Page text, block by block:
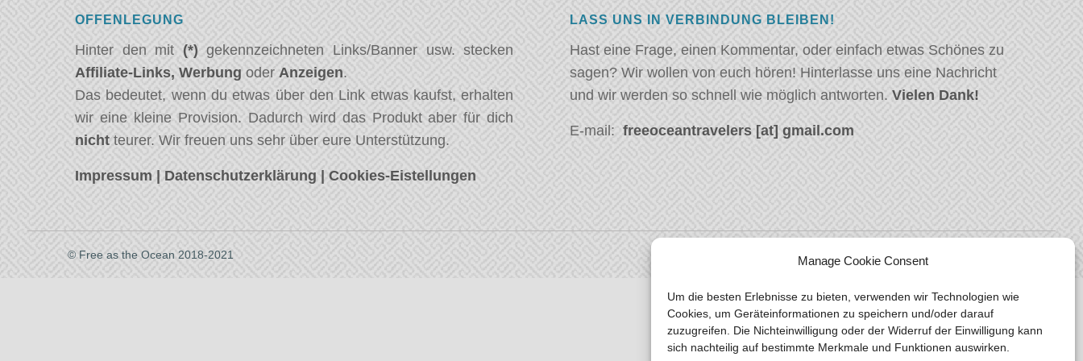
Manage Cookie Consent
Um die besten Erlebnisse zu bieten, verwenden wir Technologien wie
Cookies, um Geräteinformationen zu speichern und/oder darauf
zuzugreifen. Die Nichteinwilligung oder der Widerruf der Einwilligung kann
sich nachteilig auf bestimmte Merkmale und Funktionen auswirken.
OFFENLEGUNG
Hinter den mit (*)gekennzeichneten Links/Banner usw. stecken
Affiliate-Links, Werbung oderAnzeigen.
Das bedeutet, wenn du etwas über den Link etwas kaufst, erhalten
wir eine kleine Provision. Dadurch wird das Produkt aber für dich
nicht teurer. Wir freuen uns sehr über eure Unterstützung.
Impressum | Datenschutzerklärung |Cookies-Eistellungen
LASS UNS IN VERBINDUNG BLEIBEN!
Hast eine Frage, einen Kommentar, oder einfach etwas Schönes zu
sagen? Wir wollen von euch hören! Hinterlasse uns eine Nachricht
und wir werden so schnell wie möglich antworten. Vielen Dank!
E-mail: freeoceantravelers [at] gmail.com
© Free as the Ocean 2018-2021